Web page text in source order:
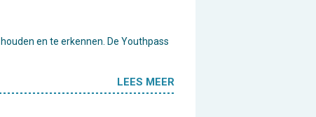
en te erkennen. De Youthpass
LEES MEER